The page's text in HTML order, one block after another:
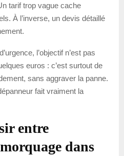
tarif trop vague cache
À l’inverse, un devis détaillé
l’objectif n’est pas
euros : c’est surtout de
sans aggraver la panne.
fait vraiment la
entre
dans